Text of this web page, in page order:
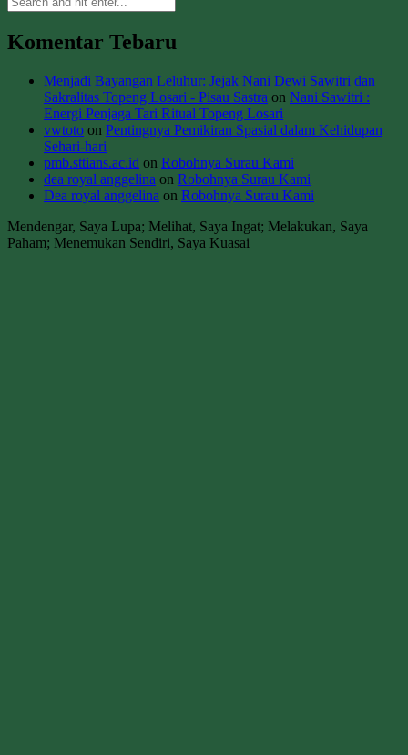
Komentar Tebaru
Menjadi Bayangan Leluhur: Jejak Nani Dewi Sawitri dan
Sakralitas Topeng Losari - Pisau Sastra on Nani Sawitri :
Energi Penjaga Tari Ritual Topeng Losari
vwtoto on Pentingnya Pemikiran Spasial dalam Kehidupan
Sehari-hari
pmb.sttians.ac.id on Robohnya Surau Kami
dea royal anggelina on Robohnya Surau Kami
Dea royal anggelina on Robohnya Surau Kami
Mendengar, Saya Lupa; Melihat, Saya Ingat; Melakukan, Saya
Paham; Menemukan Sendiri, Saya Kuasai